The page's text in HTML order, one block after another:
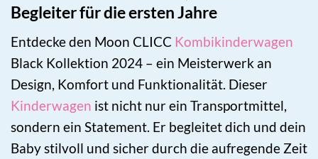
Begleiter für die ersten Jahre
Entdecke den Moon CLICC Kombikinderwagen
Black Kollektion 2024 – ein Meisterwerk an
Design, Komfort und Funktionalität. Dieser
Kinderwagen ist nicht nur ein Transportmittel,
sondern ein Statement. Er begleitet dich und dein
Baby stilvoll und sicher durch die aufregende Zeit